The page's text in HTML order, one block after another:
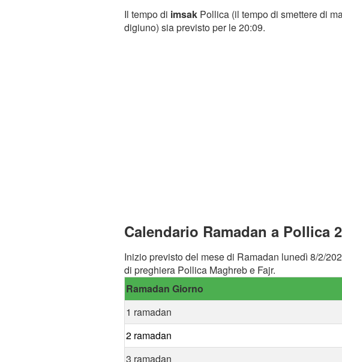
Il tempo di imsak Pollica (il tempo di smettere di
digiuno) sia previsto per le 20:09.
Calendario Ramadan a Pollica
Inizio previsto del mese di Ramadan lunedì 8/2/
di preghiera Pollica Maghreb e Fajr.
Ramadan Giorno
1 ramadan
2 ramadan
3 ramadan